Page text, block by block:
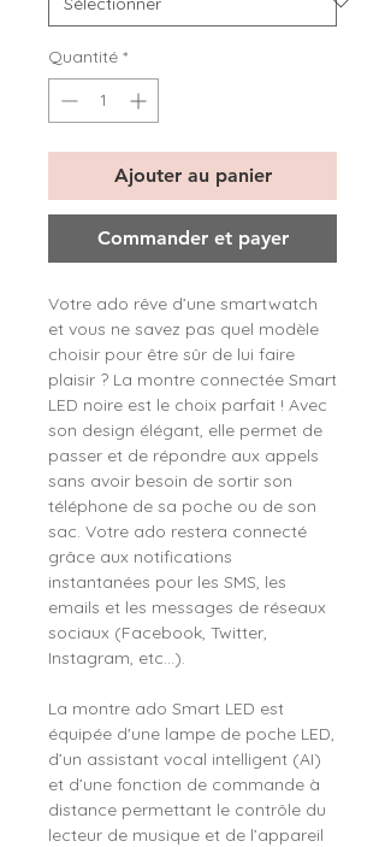
Quantité *
Ajouter au panier
Commander et payer
Votre ado rêve d’une smartwatch
et vous ne savez pas quel modèle
choisir pour être sûr de lui faire
plaisir ? La montre connectée Smart
LED noire est le choix parfait ! Avec
son design élégant, elle permet de
passer et de répondre aux appels
sans avoir besoin de sortir son
téléphone de sa poche ou de son
sac. Votre ado restera connecté
grâce aux notifications
instantanées pour les SMS, les
emails et les messages de réseaux
sociaux (Facebook, Twitter,
Instagram, etc…).
La montre ado Smart LED est
équipée d'une lampe de poche LED,
d’un assistant vocal intelligent (AI)
et d’une fonction de commande à
distance permettant le contrôle du
lecteur de musique et de l’appareil